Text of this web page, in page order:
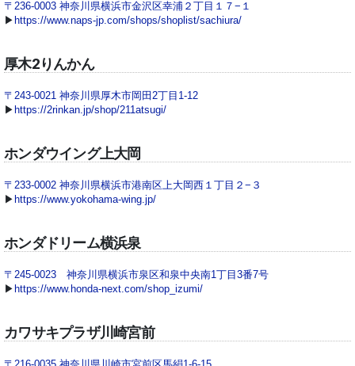
〒236-0003 神奈川県横浜市金沢区幸浦２丁目１７−１
▶ https://www.naps-jp.com/shops/shoplist/sachiura/
厚木2りんかん
〒243-0021 神奈川県厚木市岡田2丁目1-12
▶ https://2rinkan.jp/shop/211atsugi/
ホンダウイング上大岡
〒233-0002 神奈川県横浜市港南区上大岡西１丁目２−３
▶ https://www.yokohama-wing.jp/
ホンダドリーム横浜泉
〒245-0023 神奈川県横浜市泉区和泉中央南1丁目3番7号
▶ https://www.honda-next.com/shop_izumi/
カワサキプラザ川崎宮前